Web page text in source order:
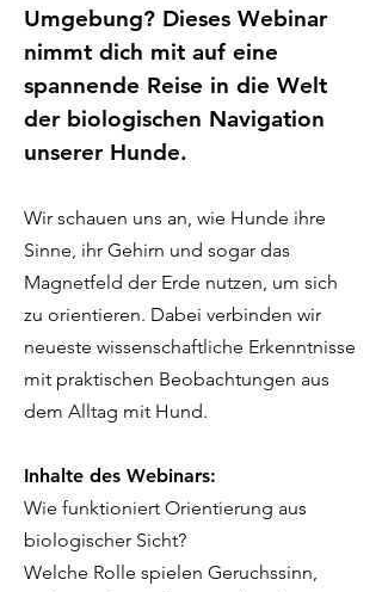
Umgebung? Dieses Webinar
nimmt dich mit auf eine
spannende Reise in die Welt
der biologischen Navigation
unserer Hunde.
Wir schauen uns an, wie Hunde ihre
Sinne, ihr Gehirn und sogar das
Magnetfeld der Erde nutzen, um sich
zu orientieren. Dabei verbinden wir
neueste wissenschaftliche Erkenntnisse
mit praktischen Beobachtungen aus
dem Alltag mit Hund.
Inhalte des Webinars:
Wie funktioniert Orientierung aus
biologischer Sicht?
Welche Rolle spielen Geruchssinn,